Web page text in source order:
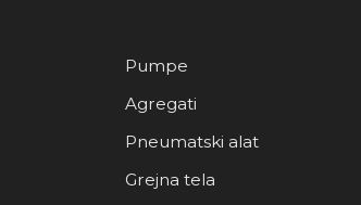
Pumpe
Agregati
Pneumatski alat
Grejna tela